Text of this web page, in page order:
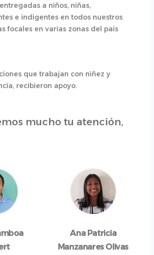
a niños, niñas,
e indigentes en todos nuestros
focales en varias zonas del país
que trabajan con niñez y
recibieron apoyo.
mucho tu atención,
Ana Patricia
Manzanares Olivas